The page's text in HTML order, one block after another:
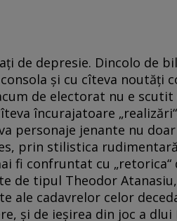
de depresie. Dincolo de
și cu cîteva noutăți
de electorat nu e
încurajatoare
personaje jenante nu
prin stilistica
fi confruntat cu „retorica“
de tipul Theodor Atanasiu,
ale cadavrelor celor
și de ieșirea din joc a